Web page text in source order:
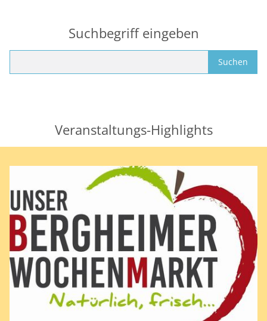
Suchbegriff eingeben
Suchen
Veranstaltungs-Highlights